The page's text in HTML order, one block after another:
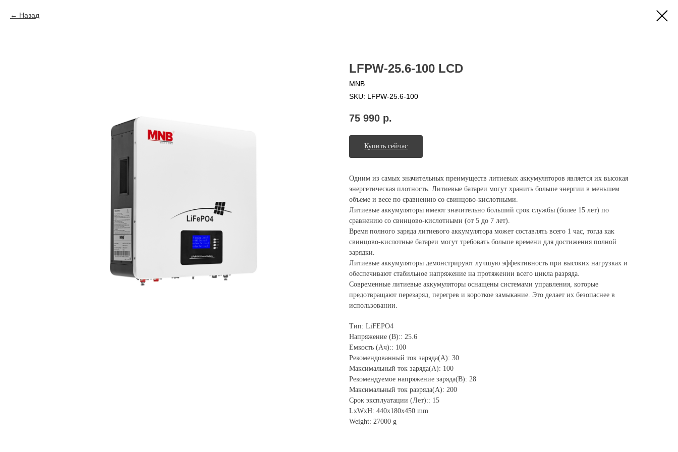
Назад
LFPW-25.6-100 LCD
MNB
SKU: LFPW-25.6-100
75 990 р.
Купить сейчас
Одним из самых значительных преимуществ литиевых аккумуляторов является их высокая
энергетическая плотность. Литиевые батареи могут хранить больше энергии в меньшем
объеме и весе по сравнению со свинцово-кислотными.
Литиевые аккумуляторы имеют значительно больший срок службы (более 15 лет) по
сравнению со свинцово-кислотными (от 5 до 7 лет).
Время полного заряда литиевого аккумулятора может составлять всего 1 час, тогда как
свинцово-кислотные батареи могут требовать больше времени для достижения полной
зарядки.
Литиевые аккумуляторы демонстрируют лучшую эффективность при высоких нагрузках и
обеспечивают стабильное напряжение на протяжении всего цикла разряда.
Современные литиевые аккумуляторы оснащены системами управления, которые
предотвращают перезаряд, перегрев и короткое замыкание. Это делает их безопаснее в
использовании.
Тип: LiFEPO4
Напряжение (В):: 25.6
Емкость (Ач):: 100
Рекомендованный ток заряда(А): 30
Максимальный ток заряда(А): 100
Рекомендуемое напряжение заряда(В): 28
Максимальный ток разряда(А): 200
Срок эксплуатации (Лет):: 15
LxWxH: 440x180x450 mm
Weight: 27000 g